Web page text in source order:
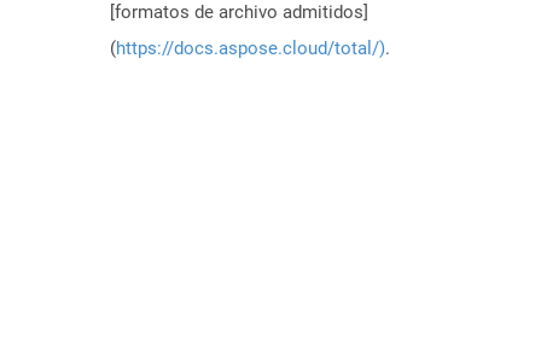
[formatos de archivo admitidos]
(https://docs.aspose.cloud/total/).